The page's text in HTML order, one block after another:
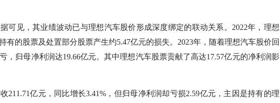
可见，其业绩波动已与理想汽车股价形成深度绑定的联动关系。2022年，理想
有的股票及处置部分股票产生约5.47亿元的损失。2023年，随着理想汽车股价回
，归母净利润达19.66亿元。其中理想汽车股票贡献了高达17.57亿元的净利润影
211.71亿元，同比增长3.41%，但归母净利润却亏损2.59亿元，主因是持有的理